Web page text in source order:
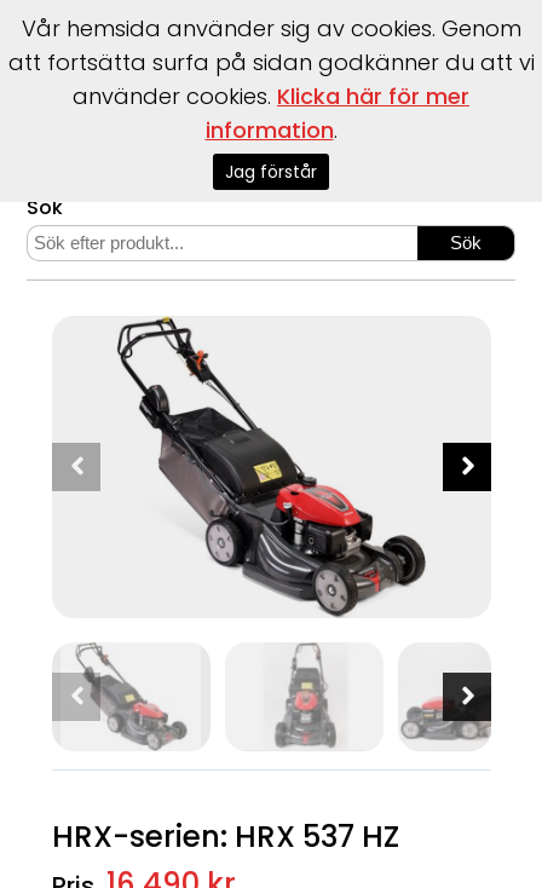
HRX-serien: HRX 537 HZ
Sök
HRX-serien: HRX 537 HZ
Vår hemsida använder sig av cookies. Genom
att fortsätta surfa på sidan godkänner du att vi
använder cookies. Klicka här för mer
information.
Jag förstår